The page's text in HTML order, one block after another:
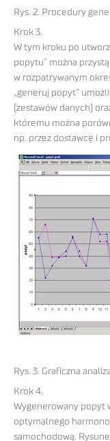
Rys. 2. Procedury
Krok 3.
W tym kroku po
popytu” można
w rozpatrywanym
„generuj popyt”
(zestawów danych)
któremu można
np. przez dostawcę i
Rys. 3. Graficzna
Krok 4.
Wygenerowany popyt
optymalnego
samochodową.